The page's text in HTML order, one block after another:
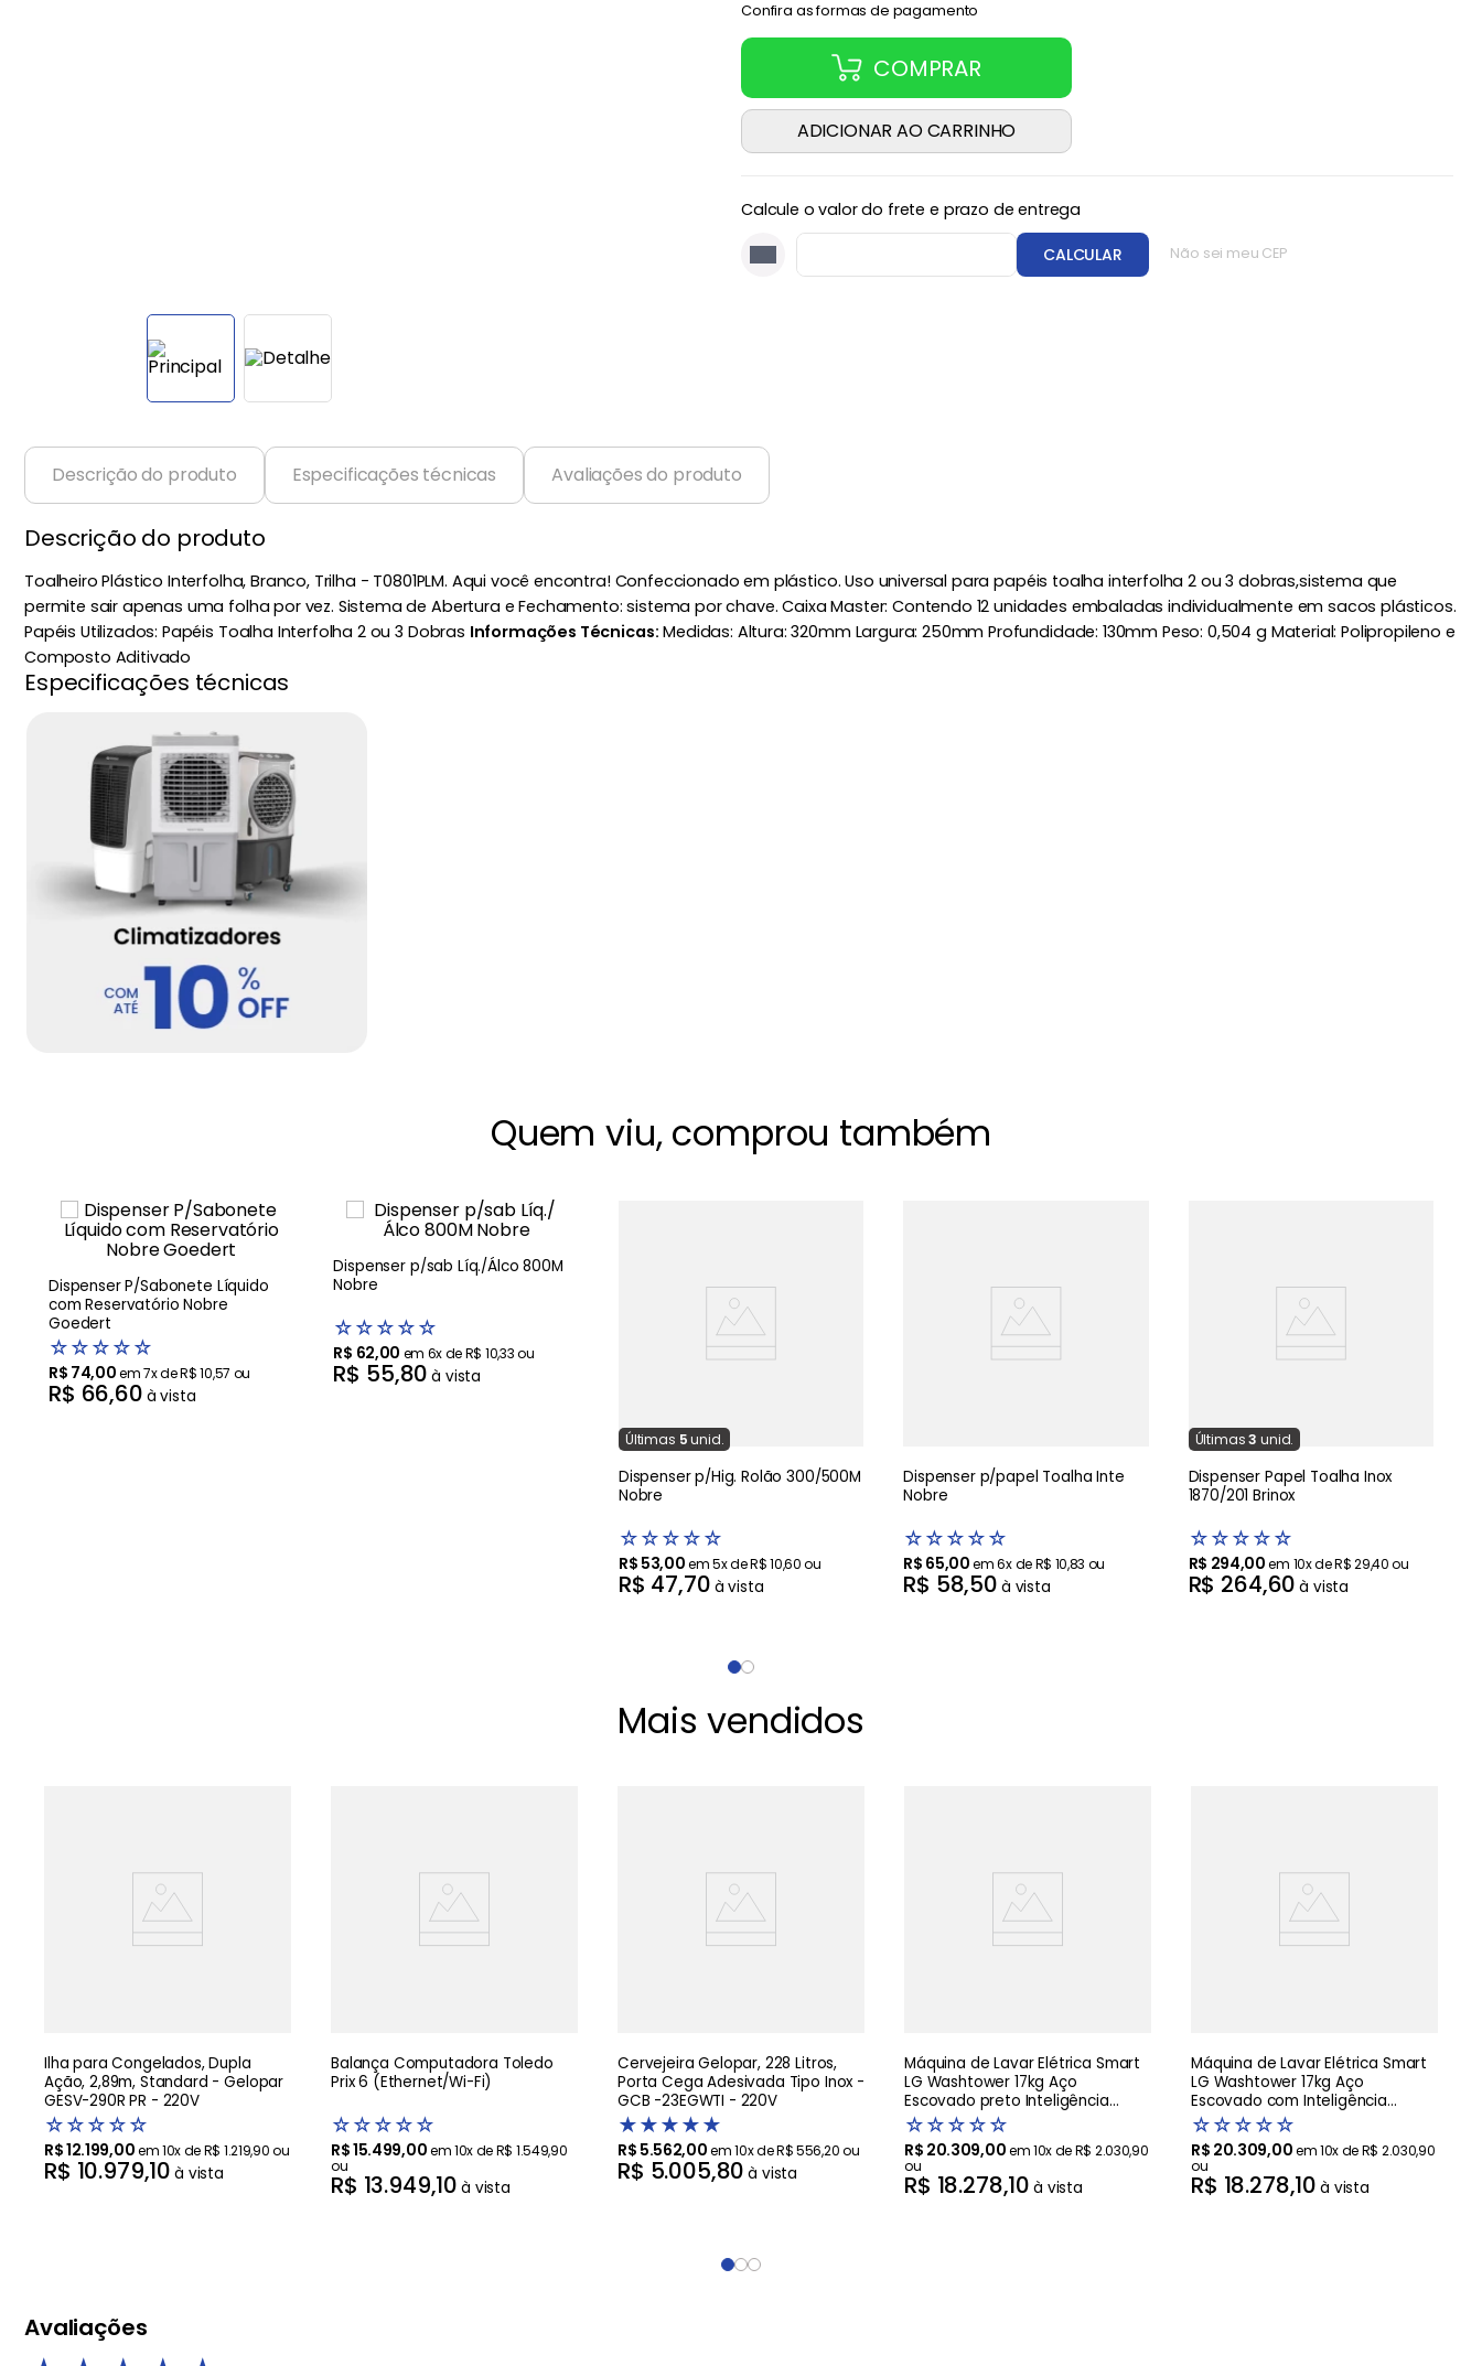
Confira as formas de pagamento
COMPRAR
ADICIONAR AO CARRINHO
Calcule o valor do frete e prazo de entrega
Não sei meu CEP
CALCULAR
Descrição do produto Especificações técnicas Avaliações do produto
Descrição do produto
Toalheiro Plástico Interfolha, Branco, Trilha - T0801PLM. Aqui você encontra! Confeccionado em plástico. Uso universal para papéis toalha interfolha 2 ou 3 dobras,sistema que
permite sair apenas uma folha por vez. Sistema de Abertura e Fechamento: sistema por chave. Caixa Master: Contendo 12 unidades embaladas individualmente em sacos plásticos.
Papéis Utilizados: Papéis Toalha Interfolha 2 ou 3 Dobras Informações Técnicas: Medidas: Altura: 320mm Largura: 250mm Profundidade: 130mm Peso: 0,504 g Material: Polipropileno e
Composto Aditivado
Especificações técnicas
Quem viu, comprou também
Dispenser P/Sabonete Líquido
com Reservatório Nobre
Goedert
☆☆☆☆☆
R$ 74,00em7x deR$ 10,57 ou
R$ 66,60 à vista
Dispenser p/sab Líq./Álco 800M
Nobre
☆☆☆☆☆
R$ 62,00 em 6x deR$ 10,33ou
R$ 55,80 à vista
Últimas 5unid.
Dispenser p/Hig. Rolão 300/500M
Nobre
☆☆☆☆☆
R$ 53,00em5x deR$10,60ou
R$ 47,70 à vista
Dispenser p/papel Toalha Inte
Nobre
☆☆☆☆☆
R$ 65,00em6x deR$ 10,83 ou
R$ 58,50 à vista
Últimas3 unid.
Dispenser Papel Toalha Inox
1870/201 Brinox
☆☆☆☆☆
R$ 294,00em 10x deR$29,40ou
R$ 264,60 à vista
Mais vendidos
Ilha para Congelados, Dupla
Ação, 2,89m, Standard - Gelopar
GESV-290R PR - 220V
☆☆☆☆☆
R$12.199,00em10x deR$ 1.219,90ou
R$ 10.979,10 à vista
Balança Computadora Toledo
Prix 6 (Ethernet/Wi-Fi)
☆☆☆☆☆
R$15.499,00em10x deR$ 1.549,90
ou
R$ 13.949,10 à vista
Cervejeira Gelopar, 228 Litros,
Porta Cega Adesivada Tipo Inox -
GCB -23EGWTI - 220V
★★★★★
R$ 5.562,00em10x deR$556,20ou
R$ 5.005,80 à vista
Máquina de Lavar Elétrica Smart
LG Washtower 17kg Aço
Escovado preto Inteligência
Artificial AIDD - WK17BS6A
☆☆☆☆☆
R$ 20.309,00em10x deR$ 2.030,90
ou
R$ 18.278,10 à vista
Máquina de Lavar Elétrica Smart
LG Washtower 17kg Aço
Escovado com Inteligência
Artificial AIDD - WK17VS6A -220V
☆☆☆☆☆
R$ 20.309,00em10x deR$ 2.030,90
ou
R$ 18.278,10 à vista
Avaliações